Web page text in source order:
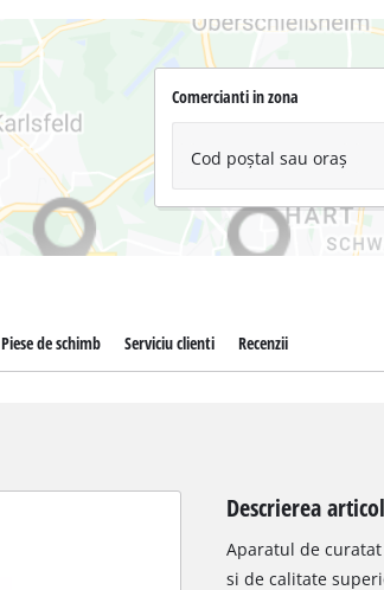
Comercianti in zona
Cod poștal sau oraș
Piese de schimb Serviciu clienti Recenzii
Descrierea
Aparatul de
si de calitate